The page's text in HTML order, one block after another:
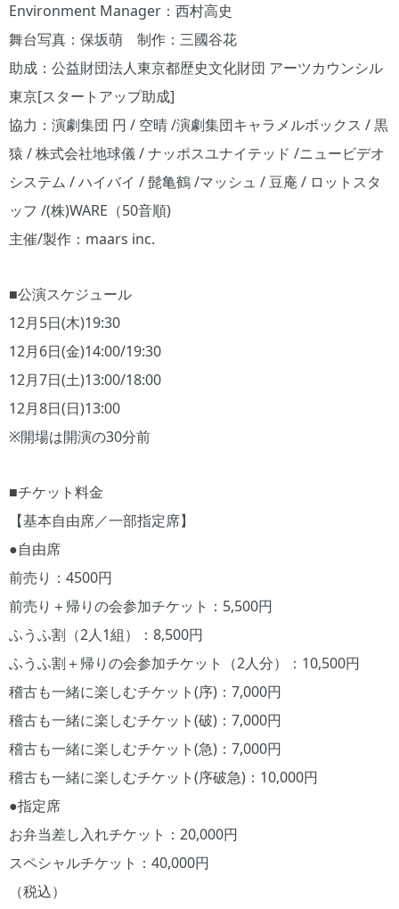
Environment Manager：西村高史
舞台写真：保坂萌 制作：三國谷花
助成：公益財団法人東京都歴史文化財団 アーツカウンシル
東京[スタートアップ助成]
協力：演劇集団 円 / 空晴 /演劇集団キャラメルボックス / 黒
猿 / 株式会社地球儀 / ナッポスユナイテッド /ニュービデオ
システム / ハイバイ / 髭亀鶴 /マッシュ / 豆庵 / ロットスタ
ッフ /(株)WARE（50音順)
主催/製作：maars inc.
■公演スケジュール
12月5日(木)19:30
12月6日(金)14:00/19:30
12月7日(土)13:00/18:00
12月8日(日)13:00
※開場は開演の30分前
■チケット料金
【基本自由席／一部指定席】
●自由席
前売り：4500円
前売り＋帰りの会参加チケット：5,500円
ふうふ割（2人1組）：8,500円
ふうふ割＋帰りの会参加チケット（2人分）：10,500円
稽古も一緒に楽しむチケット(序)：7,000円
稽古も一緒に楽しむチケット(破)：7,000円
稽古も一緒に楽しむチケット(急)：7,000円
稽古も一緒に楽しむチケット(序破急)：10,000円
●指定席
お弁当差し入れチケット：20,000円
スペシャルチケット：40,000円
（税込）